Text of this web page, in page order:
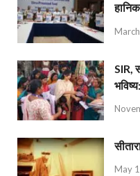
SIR,
May